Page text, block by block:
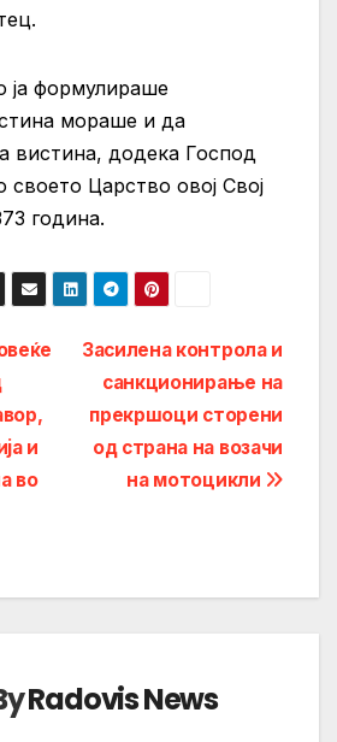
ја формулираше
мораше и да
вистина, додека Господ
своето Царство овој Свој
година.
Засилена контрола и
санкционирање на
прекршоци сторени
од страна на возачи
на мотоцикли
и
во
Radovis News